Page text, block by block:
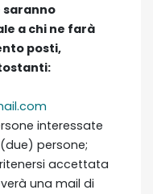
saranno
a chi ne farà
posti,
interessate
persone;
accettata
una mail di